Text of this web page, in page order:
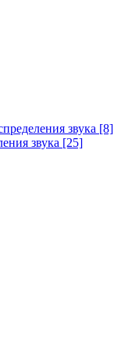
звука [8]
звука [25]